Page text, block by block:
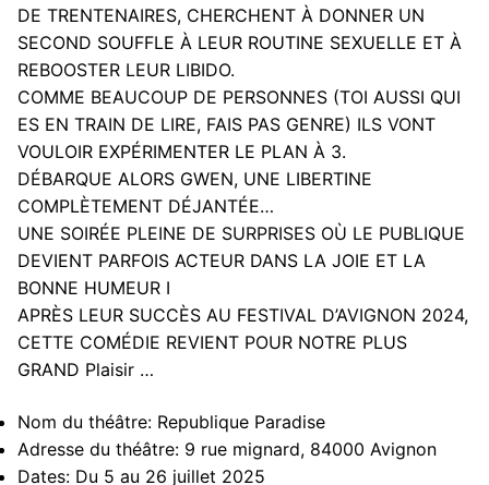
DE TRENTENAIRES, CHERCHENT À DONNER UN
SECOND SOUFFLE À LEUR ROUTINE SEXUELLE ET À
REBOOSTER LEUR LIBIDO.
COMME BEAUCOUP DE PERSONNES (TOI AUSSI QUI
ES EN TRAIN DE LIRE, FAIS PAS GENRE) ILS VONT
VOULOIR EXPÉRIMENTER LE PLAN À 3.
DÉBARQUE ALORS GWEN, UNE LIBERTINE
COMPLÈTEMENT DÉJANTÉE…
UNE SOIRÉE PLEINE DE SURPRISES OÙ LE PUBLIQUE
DEVIENT PARFOIS ACTEUR DANS LA JOIE ET LA
BONNE HUMEUR I
APRÈS LEUR SUCCÈS AU FESTIVAL D’AVIGNON 2024,
CETTE COMÉDIE REVIENT POUR NOTRE PLUS
GRAND Plaisir …
Nom du théâtre: Republique Paradise
Adresse du théâtre: 9 rue mignard, 84000 Avignon
Dates: Du 5 au 26 juillet 2025